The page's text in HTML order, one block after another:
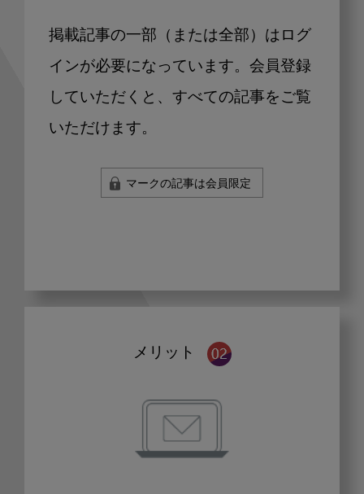
掲載記事の一部（または全部）はログ
インが必要になっています。会員登録
していただくと、すべての記事をご覧
いただけます。
マークの記事は会員限定
メリット